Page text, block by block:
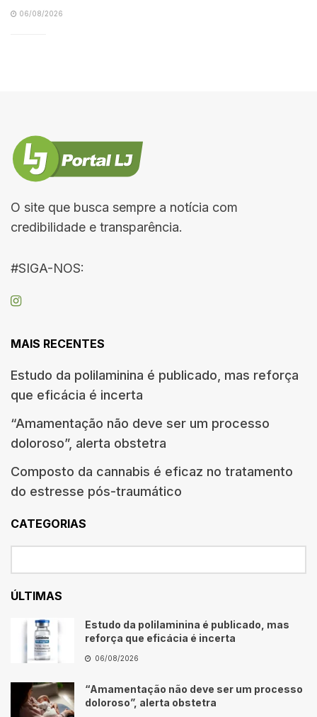
06/08/2026
O site que busca sempre a notícia com
credibilidade e transparência.
#SIGA-NOS:
MAIS RECENTES
Estudo da polilaminina é publicado, mas reforça
que eficácia é incerta
“Amamentação não deve ser um processo
doloroso”, alerta obstetra
Composto da cannabis é eficaz no tratamento
do estresse pós-traumático
CATEGORIAS
ÚLTIMAS
Estudo da polilaminina é publicado, mas
reforça que eficácia é incerta
06/08/2026
“Amamentação não deve ser um processo
doloroso”, alerta obstetra